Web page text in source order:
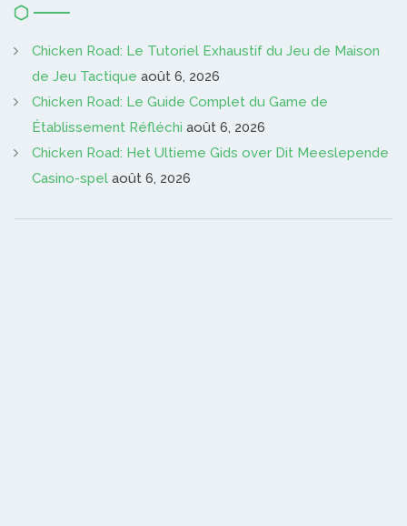
Chicken Road: Le Tutoriel Exhaustif du Jeu de Maison
de Jeu Tactique août 6, 2026
Chicken Road: Le Guide Complet du Game de
Établissement Réfléchi août 6, 2026
Chicken Road: Het Ultieme Gids over Dit Meeslepende
Casino-spel août 6, 2026